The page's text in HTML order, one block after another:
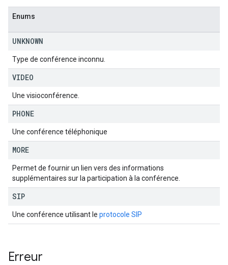
Enums
UNKNOWN
Type de conférence inconnu.
VIDEO
Une visioconférence.
PHONE
Une conférence téléphonique
MORE
Permet de fournir un lien vers des informations
supplémentaires sur la participation à la conférence.
SIP
Une conférence utilisant le protocole SIP
Erreur